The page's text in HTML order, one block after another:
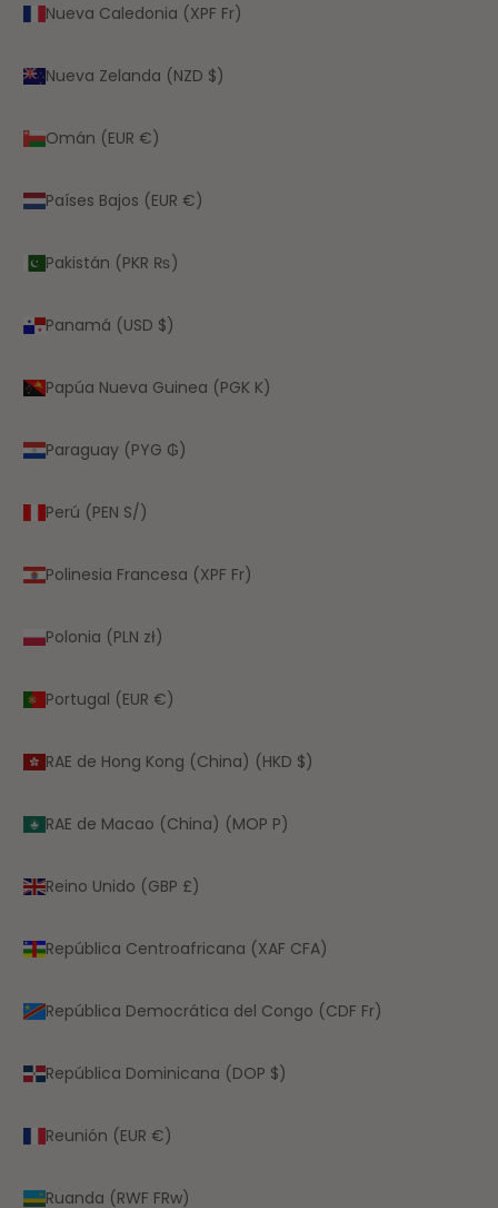
Nueva Caledonia (XPF Fr)
Nueva Zelanda (NZD $)
Omán (EUR €)
Países Bajos (EUR €)
Pakistán (PKR ₨)
Panamá (USD $)
Papúa Nueva Guinea (PGK K)
Paraguay (PYG ₲)
Perú (PEN S/)
Polinesia Francesa (XPF Fr)
Polonia (PLN zł)
Portugal (EUR €)
RAE de Hong Kong (China) (HKD $)
RAE de Macao (China) (MOP P)
Reino Unido (GBP £)
República Centroafricana (XAF CFA)
República Democrática del Congo (CDF Fr)
República Dominicana (DOP $)
Reunión (EUR €)
Ruanda (RWF FRw)